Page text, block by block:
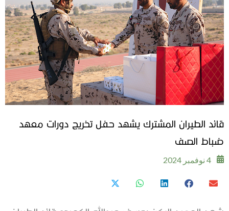
قائد الطيران المشترك يشهد حفل تخريج دورات معهد
ضباط الصف
4 نوفمبر 2024